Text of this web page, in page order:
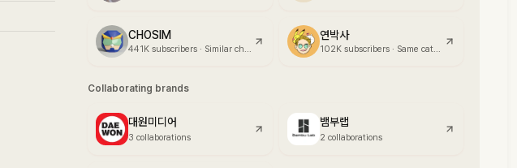
CHOSIM
441K subscribers · Similar channel size
연박사
102K subscribers· Same category
Collaborating brands
대원미디어
3 collaborations
뱀부랩
2 collaborations